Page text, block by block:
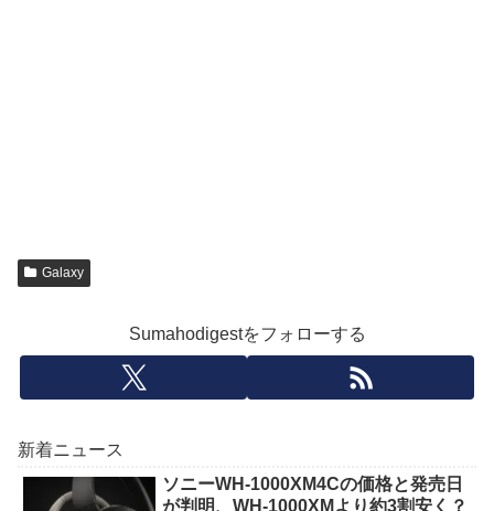
Galaxy
Sumahodigestをフォローする
新着ニュース
ソニーWH-1000XM4Cの価格と発売日
が判明、WH-1000XMより約3割安く？